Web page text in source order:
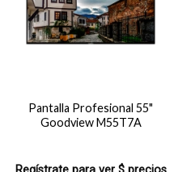
Pantalla Profesional 55"
Goodview M55T7A